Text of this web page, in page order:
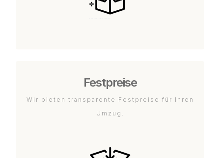
Festpreise
Wir bieten transparente Festpreise für Ihren
Umzug.